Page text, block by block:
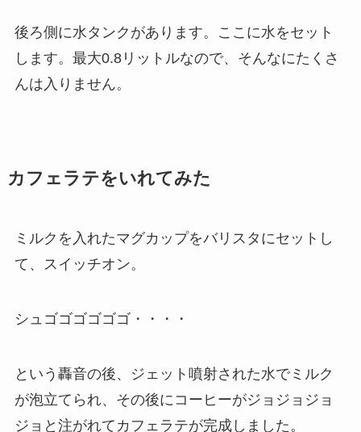
後ろ側に水タンクがあります。ここに水をセット
します。最大0.8リットルなので、そんなにたくさ
んは入りません。
カフェラテをいれてみた
ミルクを入れたマグカップをバリスタにセットし
て、スイッチオン。
シュゴゴゴゴゴゴ・・・・
という轟音の後、ジェット噴射された水でミルク
が泡立てられ、その後にコーヒーがジョジョジョ
ジョと注がれてカフェラテが完成しました。